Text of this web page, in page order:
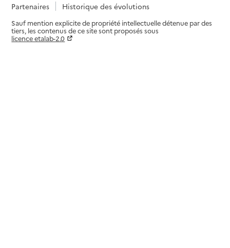
Partenaires
Historique des évolutions
Sauf mention explicite de propriété intellectuelle détenue par des
tiers, les contenus de ce site sont proposés sous
licence etalab-2.0